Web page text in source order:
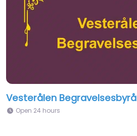
Vesterålen Begravelsesbyrå
Open 24 hours